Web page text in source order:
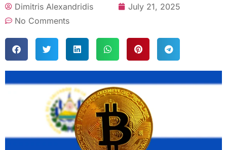
Dimitris Alexandridis
July 21, 2025
No Comments